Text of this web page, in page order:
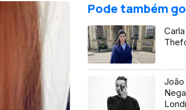
Pode também